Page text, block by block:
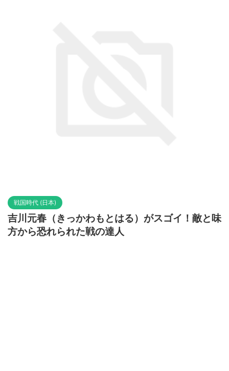
戦国時代 (日本)
吉川元春（きっかわもとはる）がスゴイ！敵と味
方から恐れられた戦の達人